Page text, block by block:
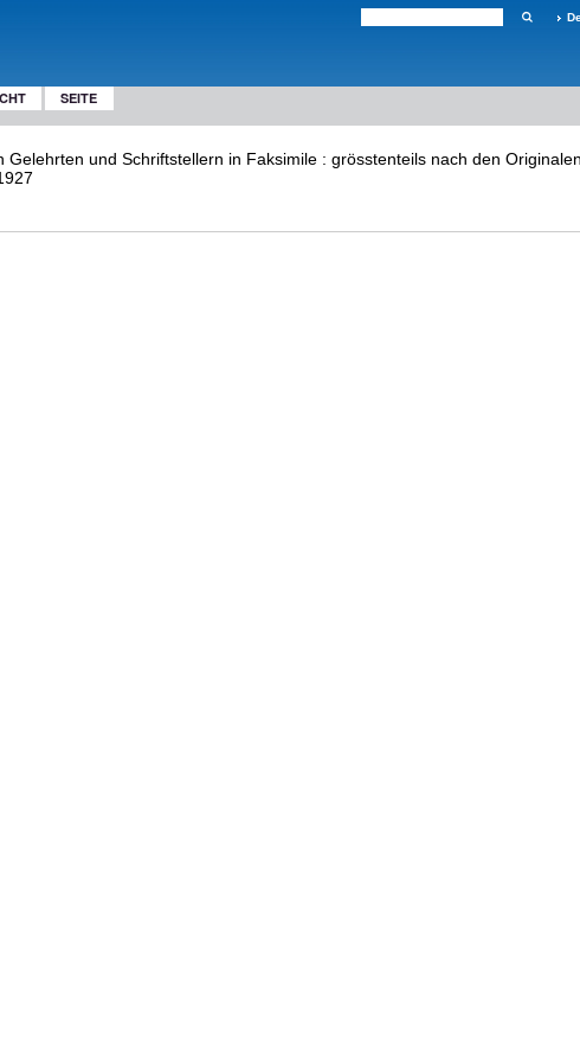
SEITE
Gelehrten und Schriftstellern in Faksimile : grösstenteils nach den